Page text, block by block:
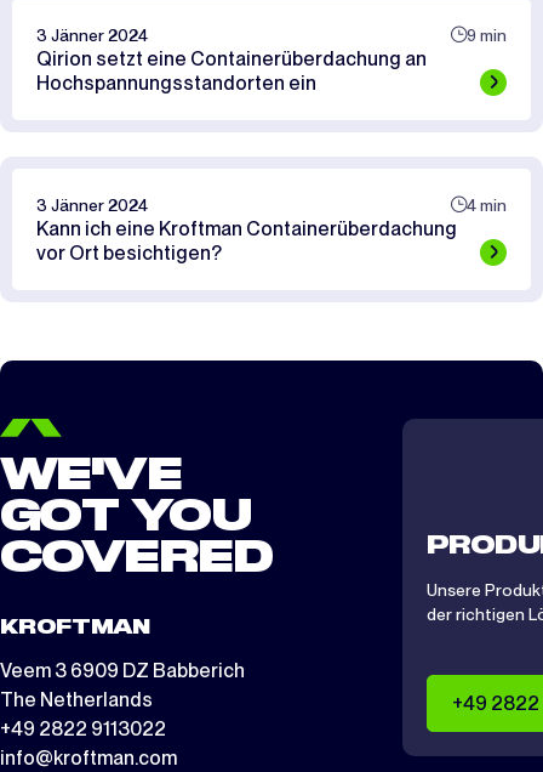
3 Jänner 2024 9 min
Qirion setzt eine Containerüberdachung an
Hochspannungsstandorten ein
3 Jänner 2024 4 min
Kann ich eine Kroftman Containerüberdachung
vor Ort besichtigen?
WE'VE
GOT YOU
COVERED
KROFTMAN
Veem 3 6909 DZ Babberich
The Netherlands
+49 2822 9113022
info@kroftman.com
Unsere
der richtigen
+49 2822